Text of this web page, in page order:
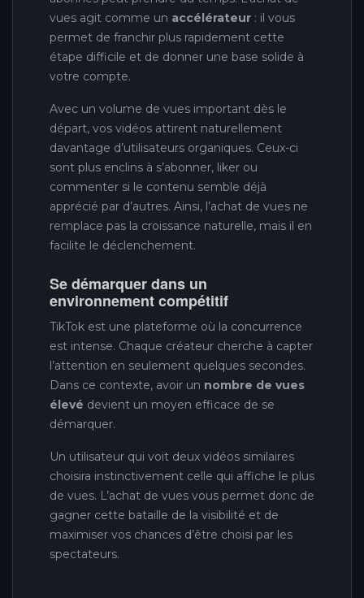
vues agit comme un accélérateur : il vous
permet de franchir plus rapidement cette
étape difficile et de donner une base solide à
votre compte.
Avec un volume de vues important dès le
départ, vos vidéos attirent naturellement
davantage d’utilisateurs organiques. Ceux-ci
sont plus enclins à s’abonner, liker ou
commenter si le contenu semble déjà
apprécié par d’autres. Ainsi, l’achat de vues ne
remplace pas la croissance naturelle, mais il en
facilite le déclenchement.
Se démarquer dans un
environnement compétitif
TikTok est une plateforme où la concurrence
est intense. Chaque créateur cherche à capter
l’attention en seulement quelques secondes.
Dans ce contexte, avoir un nombre de vues
élevé devient un moyen efficace de se
démarquer.
Un utilisateur qui voit deux vidéos similaires
choisira instinctivement celle qui affiche le plus
de vues. L’achat de vues vous permet donc de
gagner cette bataille de la visibilité et de
maximiser vos chances d’être choisi par les
spectateurs.